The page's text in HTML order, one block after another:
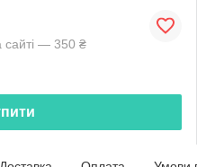
сайті — 350 ₴